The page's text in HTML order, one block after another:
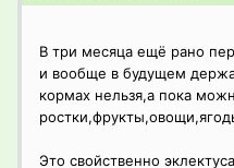
В три месяца ещё рано
и вообще в будущем
кормах нельзя,а пока
Это свойственно